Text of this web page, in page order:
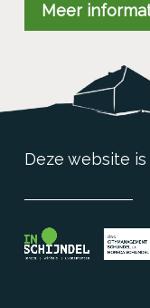
Meer
Deze website